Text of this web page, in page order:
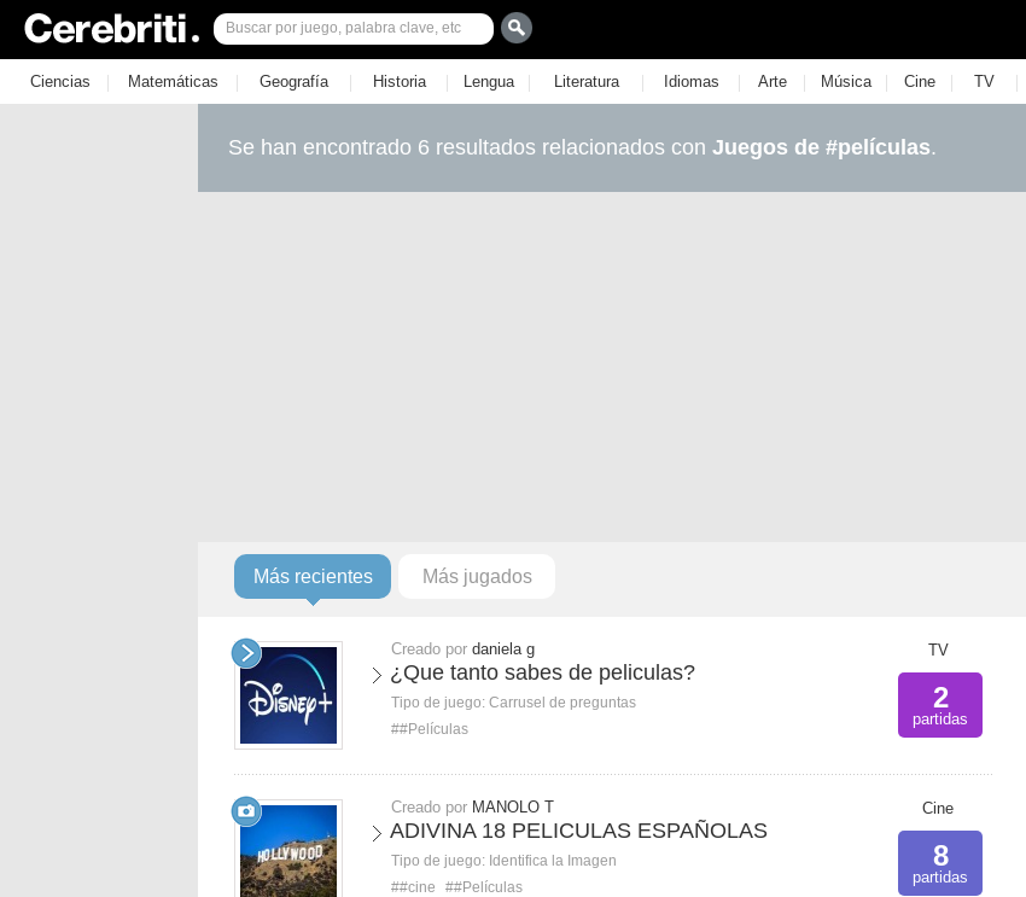
Ciencias | Matemáticas | Geografía | Historia | Lengua | Literatura | Idiomas | Arte | Música | Cine | TV |
Se han encontrado 6 resultados relacionados con Juegos de #películas.
Más recientes Más jugados
Creado por daniela g
¿Que tanto sabes de peliculas?
Tipo de juego: Carrusel de preguntas
##Películas
TV
2
partidas
Creado por MANOLO T
ADIVINA 18 PELICULAS ESPAÑOLAS
Tipo de juego: Identifica la Imagen
##cine
##Películas
Cine
8
partidas